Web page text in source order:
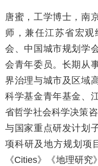
唐蜜，工学博士，南
师，兼任江苏省宏
会、中国城市规划学
会青年委员。长期从
界治理与城市及区域
科学基金青年基金、
省哲学社会科学决策
与国家重点研发计划
项科研及地方规划项
《Cities》《地理研究